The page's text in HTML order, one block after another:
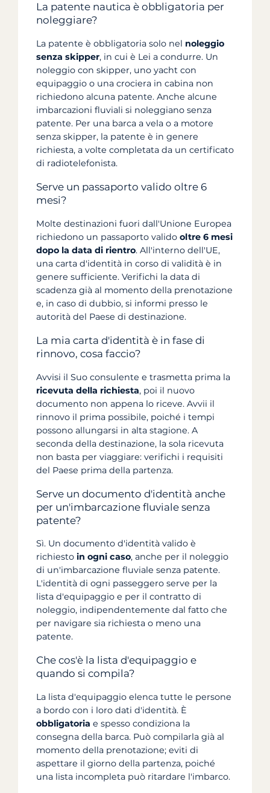
La patente nautica è obbligatoria per
noleggiare?
La patente è obbligatoria solo nel noleggio
senza skipper, in cui è Lei a condurre. Un
noleggio con skipper, uno yacht con
equipaggio o una crociera in cabina non
richiedono alcuna patente. Anche alcune
imbarcazioni fluviali si noleggiano senza
patente. Per una barca a vela o a motore
senza skipper, la patente è in genere
richiesta, a volte completata da un certificato
di radiotelefonista.
Serve un passaporto valido oltre 6
mesi?
Molte destinazioni fuori dall'Unione Europea
richiedono un passaporto valido oltre 6 mesi
dopo la data di rientro. All'interno dell'UE,
una carta d'identità in corso di validità è in
genere sufficiente. Verifichi la data di
scadenza già al momento della prenotazione
e, in caso di dubbio, si informi presso le
autorità del Paese di destinazione.
La mia carta d'identità è in fase di
rinnovo, cosa faccio?
Avvisi il Suo consulente e trasmetta prima la
ricevuta della richiesta, poi il nuovo
documento non appena lo riceve. Avvii il
rinnovo il prima possibile, poiché i tempi
possono allungarsi in alta stagione. A
seconda della destinazione, la sola ricevuta
non basta per viaggiare: verifichi i requisiti
del Paese prima della partenza.
Serve un documento d'identità anche
per un'imbarcazione fluviale senza
patente?
Sì. Un documento d'identità valido è
richiesto in ogni caso, anche per il noleggio
di un'imbarcazione fluviale senza patente.
L'identità di ogni passeggero serve per la
lista d'equipaggio e per il contratto di
noleggio, indipendentemente dal fatto che
per navigare sia richiesta o meno una
patente.
Che cos'è la lista d'equipaggio e
quando si compila?
La lista d'equipaggio elenca tutte le persone
a bordo con i loro dati d'identità. È
obbligatoria e spesso condiziona la
consegna della barca. Può compilarla già al
momento della prenotazione; eviti di
aspettare il giorno della partenza, poiché
una lista incompleta può ritardare l'imbarco.